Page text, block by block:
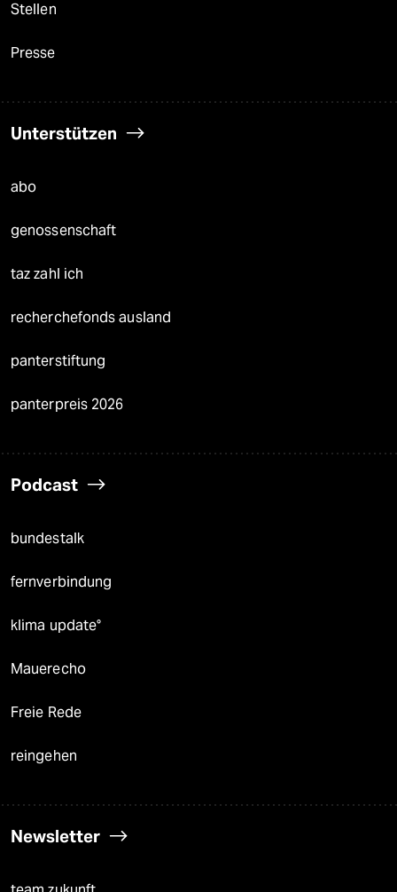
Stellen
Presse
Unterstützen
abo
genossenschaft
taz zahl ich
recherchefonds ausland
panterstiftung
panterpreis 2026
Podcast
bundestalk
fernverbindung
klima update°
Mauerecho
Freie Rede
reingehen
Newsletter